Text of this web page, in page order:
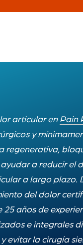
articular en Pain
y
regenerativa,
a reducir el
a largo plazo.
del dolor
años de
e integrales
evitar la cirugía